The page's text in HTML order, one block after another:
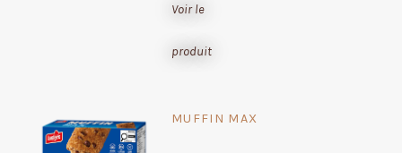
Voir le
produit
MUFFIN MAX